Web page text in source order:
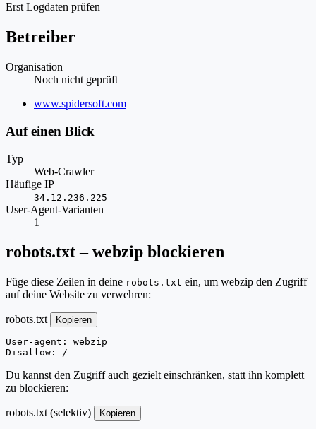
Erst Logdaten prüfen
Betreiber
Organisation
Noch nicht geprüft
Website
www.spidersoft.com
Auf einen Blick
Typ
Web-Crawler
Häufige IP
34.12.236.225
User-Agent-Varianten
1
robots.txt – webzip blockieren
Füge diese Zeilen in deine robots.txt ein, um webzip den Zugriff
auf deine Website zu verwehren:
robots.txt Kopieren
User-agent: webzip
Disallow: /
Du kannst den Zugriff auch gezielt einschränken, statt ihn komplett
zu blockieren:
robots.txt (selektiv) Kopieren